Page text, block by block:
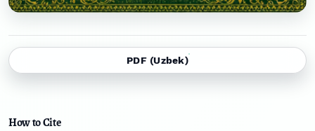
PDF (Uzbek)
How to Cite